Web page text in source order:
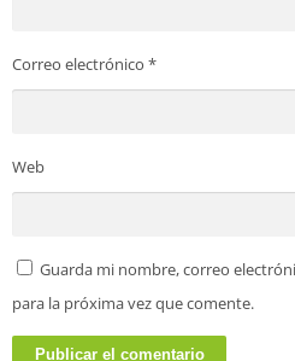
Correo electrónico *
Web
Guarda mi nombre, correo
para la próxima vez que comente.